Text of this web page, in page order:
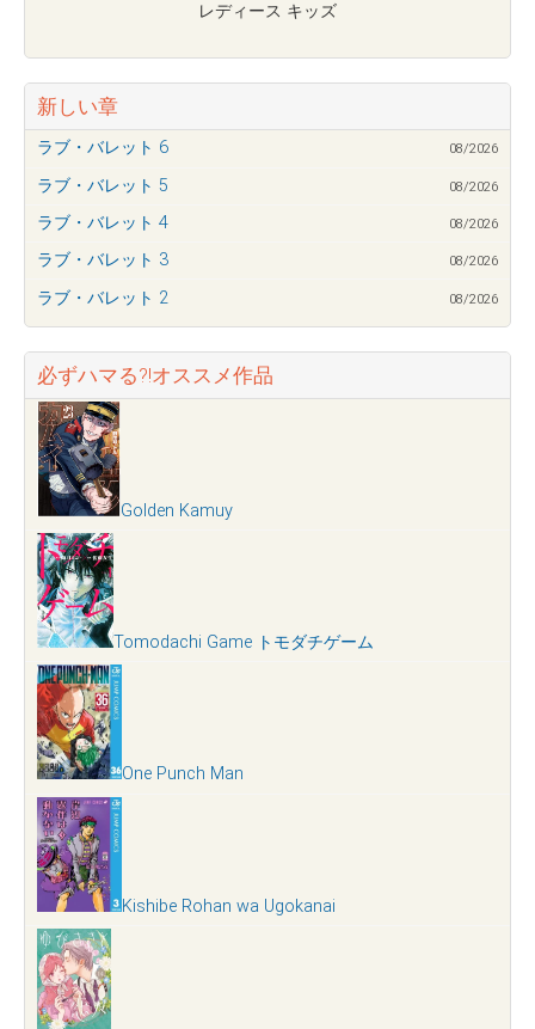
レディース キッズ
新しい章
ラブ・バレット 6 08/2026
ラブ・バレット 5 08/2026
ラブ・バレット 4 08/2026
ラブ・バレット 3 08/2026
ラブ・バレット 2 08/2026
必ずハマる?!オススメ作品
Golden Kamuy
Tomodachi Game トモダチゲーム
One Punch Man
Kishibe Rohan wa Ugokanai